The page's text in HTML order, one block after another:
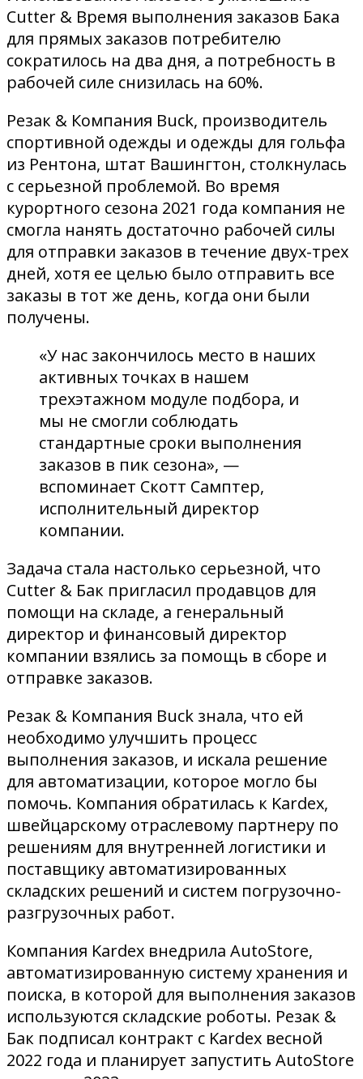
Cutter & Время выполнения заказов Бака
для прямых заказов потребителю
сократилось на два дня, а потребность в
рабочей силе снизилась на 60%.
Резак & Компания Buck, производитель
спортивной одежды и одежды для гольфа
из Рентона, штат Вашингтон, столкнулась
с серьезной проблемой. Во время
курортного сезона 2021 года компания не
смогла нанять достаточно рабочей силы
для отправки заказов в течение двух-трех
дней, хотя ее целью было отправить все
заказы в тот же день, когда они были
получены.
«У нас закончилось место в наших
активных точках в нашем
трехэтажном модуле подбора, и
мы не смогли соблюдать
стандартные сроки выполнения
заказов в пик сезона», —
вспоминает Скотт Самптер,
исполнительный директор
компании.
Задача стала настолько серьезной, что
Cutter & Бак пригласил продавцов для
помощи на складе, а генеральный
директор и финансовый директор
компании взялись за помощь в сборе и
отправке заказов.
Резак & Компания Buck знала, что ей
необходимо улучшить процесс
выполнения заказов, и искала решение
для автоматизации, которое могло бы
помочь. Компания обратилась к Kardex,
швейцарскому отраслевому партнеру по
решениям для внутренней логистики и
поставщику автоматизированных
складских решений и систем погрузочно-
разгрузочных работ.
Компания Kardex внедрила AutoStore,
автоматизированную систему хранения и
поиска, в которой для выполнения заказов
используются складские роботы. Резак &
Бак подписал контракт с Kardex весной
2022 года и планирует запустить AutoStore